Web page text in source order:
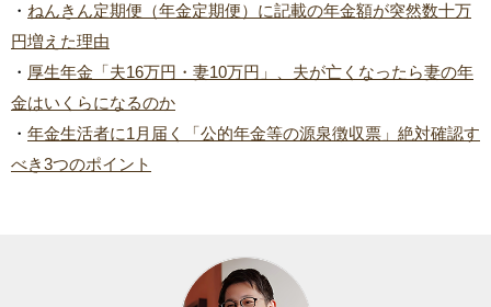
・ ねんきん定期便（年金定期便）に記載の年金額が突然数十万
円増えた理由
・ 厚生年金「夫16万円・妻10万円」、夫が亡くなったら妻の年
金はいくらになるのか
・ 年金生活者に1月届く「公的年金等の源泉徴収票」絶対確認す
べき3つのポイント